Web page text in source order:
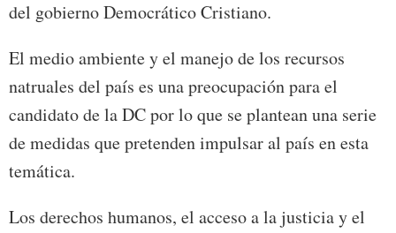
del gobierno Democrático Cristiano.
El medio ambiente y el manejo de los recursos
natruales del país es una preocupación para el
candidato de la DC por lo que se plantean una serie
de medidas que pretenden impulsar al país en esta
temática.
Los derechos humanos, el acceso a la justicia y el